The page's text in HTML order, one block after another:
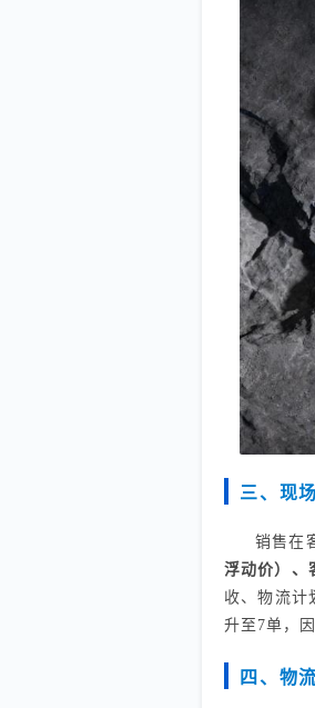
三、现
销售在
浮动价）、
收、物流计
升至7单，
四、物